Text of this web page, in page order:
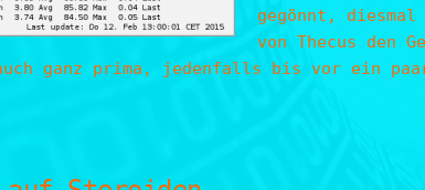
gegönnt,
von Thecus den
ganz prima, jedenfalls bis vor ein